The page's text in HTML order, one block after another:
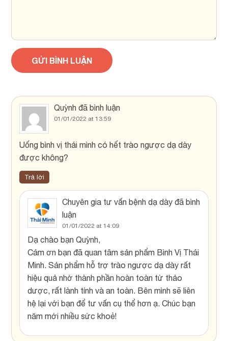
Quỳnh đã bình luận
01/01/2022 at 13:59
Uống bình vị thái mình có hết trào ngược dạ dày
được không?
Trả lời
Chuyên gia tư vấn bệnh dạ dày đã bình
luận
01/01/2022 at 14:09
Dạ chào bạn Quỳnh,
Cám ơn bạn đã quan tâm sản phẩm Bình Vị Thái
Minh. Sản phẩm hỗ trợ trào ngược dạ dày rất
hiệu quả nhờ thành phần hoàn toàn từ thảo
dược, rất lành tính và an toàn. Bên mình sẽ liên
hệ lại với bạn để tư vấn cụ thể hơn ạ. Chúc bạn
năm mới nhiều sức khoẻ!